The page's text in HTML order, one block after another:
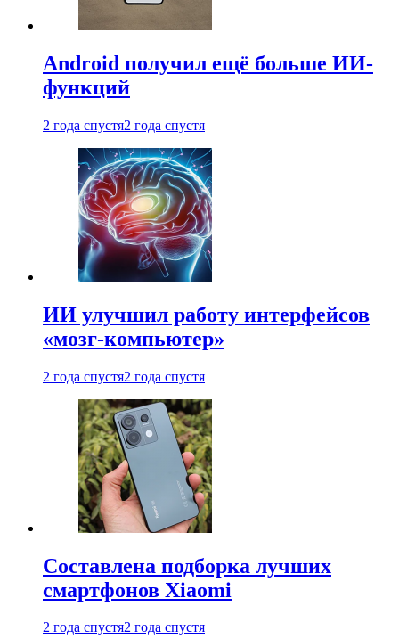
Android получил ещё больше ИИ-
функций
2 года спустя2 года спустя
ИИ улучшил работу интерфейсов
«мозг-компьютер»
2 года спустя2 года спустя
Составлена подборка лучших
смартфонов Xiaomi
2 года спустя2 года спустя